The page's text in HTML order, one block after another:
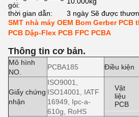
gói:
thời gian dẫn:
3 ngày Sẽ được
SMT nhà máy OEM Bom Gerber
PCB Dập-Flex PCB FPC PCBA
Thông tin cơ bản.
Mô hình
NO.
PCBA185 Điều kiện
Giấy chứng
nhận
ISO9001,
ISO14001, IATF
16949, Ipc-a-
610g, RoHS
Vật
liệu
PCB